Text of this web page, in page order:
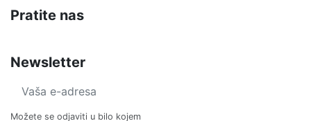
Pratite nas
Newsletter
Možete se odjaviti u bilo kojem